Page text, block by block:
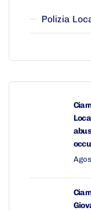
Polizia